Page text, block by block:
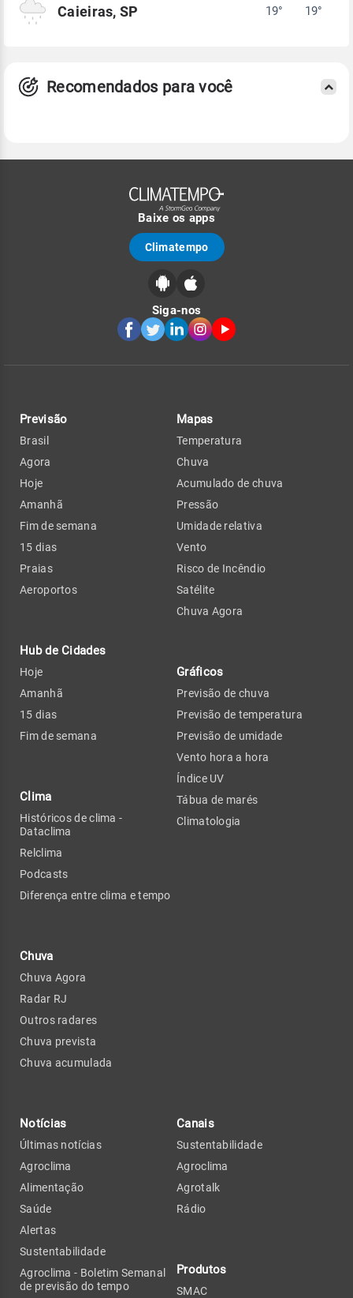
Caieiras, SP 19° 19°
Recomendados para você
Baixe os apps
Climatempo
Siga-nos
Previsão
Brasil
Agora
Hoje
Amanhã
Fim de semana
15 dias
Praias
Aeroportos
Hub de Cidades
Hoje
Amanhã
15 dias
Fim de semana
Clima
Históricos de clima -
Dataclima
Relclima
Podcasts
Diferença entre clima e tempo
Chuva
Chuva Agora
Radar RJ
Outros radares
Chuva prevista
Chuva acumulada
Mapas
Temperatura
Chuva
Acumulado de chuva
Pressão
Umidade relativa
Vento
Risco de Incêndio
Satélite
Chuva Agora
Gráficos
Previsão de chuva
Previsão de temperatura
Previsão de umidade
Vento hora a hora
Índice UV
Tábua de marés
Climatologia
Notícias
Últimas notícias
Agroclima
Alimentação
Saúde
Alertas
Sustentabilidade
Agroclima - Boletim Semanal
de previsão do tempo
Canais
Sustentabilidade
Agroclima
Agrotalk
Rádio
Produtos
SMAC